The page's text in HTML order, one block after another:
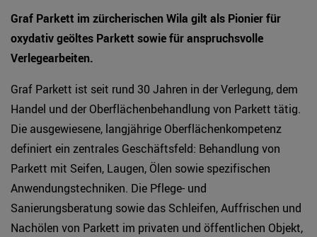
Graf Parkett im zürcherischen Wila gilt als Pionier für
oxydativ geöltes Parkett sowie für anspruchsvolle
Verlegearbeiten.
Graf Parkett ist seit rund 30 Jahren in der Verlegung, dem
Handel und der Oberflächenbehandlung von Parkett tätig.
Die ausgewiesene, langjährige Oberflächenkompetenz
definiert ein zentrales Geschäftsfeld: Behandlung von
Parkett mit Seifen, Laugen, Ölen sowie spezifischen
Anwendungstechniken. Die Pflege- und
Sanierungsberatung sowie das Schleifen, Auffrischen und
Nachölen von Parkett im privaten und öffentlichen Objekt,